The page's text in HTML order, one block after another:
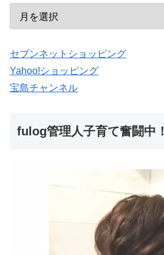
セブンネットショッピング
Yahoo!ショッピング
宝島チャンネル
fulog管理人子育て奮闘中！